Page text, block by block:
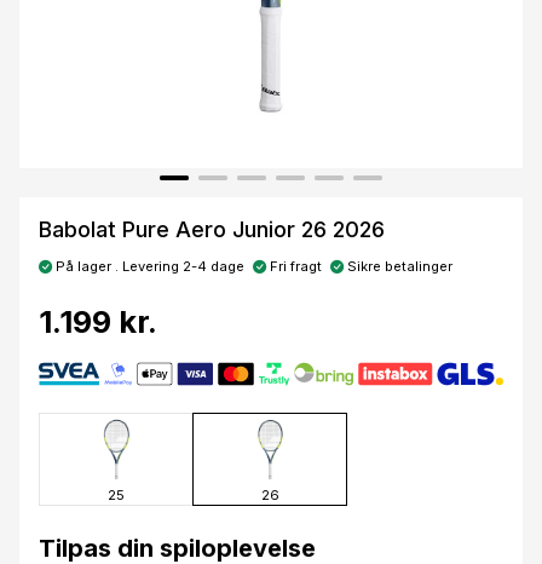
Babolat Pure Aero Junior 26 2026
På lager . Levering 2-4 dage Fri fragt Sikre betalinger
1.199 kr.
25 26
Tilpas din spiloplevelse